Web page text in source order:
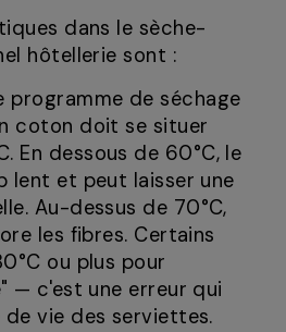
dans le sèche-
hôtellerie sont :
programme de séchage
coton doit se situer
En dessous de 60°C, le
lent et peut laisser une
Au-dessus de 70°C,
les fibres. Certains
ou plus pour
— c'est une erreur qui
de vie des serviettes.